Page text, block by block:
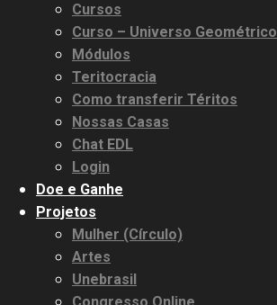
Cursos
Curso – Universo Geométrico
Módulos
Teritocracia
Como transferir Téritos
Nossas Casas
Chat EDL
Login
Doe e Ganhe
Projetos
Mulher (Círculo)
Artes
Unebrasil